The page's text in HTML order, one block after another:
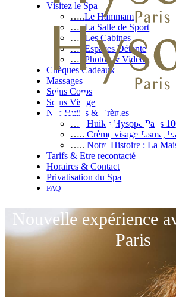
Visitez le Spa
…..Le Hammam
…..La Salle de Sport
…..
Les Cabines
….. Espaces Détente
…..
Photos & Vidéos
Chèques Cadeaux
Massages
Soins Corps
Soins Visage
Nos Huiles & Crèmes
…..
Huiles Hysope Paris
….. Crème visage Jasme,
….. Notre Histoire : La
Tarifs & Etre recontacté
Horaires & Contact
Privatisation du Spa
FAQ
Nouvelle expérience
Paris